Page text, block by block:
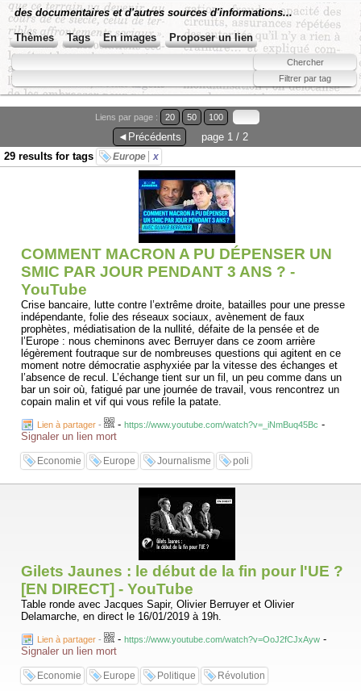
des documentaires et d'autres sources d'informations...
Thèmes Tags En images Proposer un lien
Liens par page : 20 50 100
◄Précédents
page 1 / 2
29 results for tags
Europe x
COMMENT MACRON A PU DÉPENSER UN
SMIC PAR JOUR PENDANT 3 ANS ? -
YouTube
Crise bancaire, lutte contre l’extrême droite, batailles pour une presse
indépendante, folie des réseaux sociaux, avènement de faux
prophètes, médiatisation de la nullité, défaite de la pensée et de
l’Europe : nous cheminons avec Berruyer dans ce zoom arrière
légèrement foutraque sur de nombreuses questions qui agitent en ce
moment notre démocratie asphyxiée par la vitesse des échanges et
l’absence de recul. L’échange tient sur un fil, un peu comme dans un
bar un soir où, fatigué par une journée de travail, vous rencontrez un
copain malin et vif qui vous refile la patate.
Lien à partager - - https://www.youtube.com/watch?v=_iNmBuq45Bc -
Signaler un lien mort
Economie Europe Journalisme poli
Gilets Jaunes : le début de la fin pour l'UE ?
[EN DIRECT] - YouTube
Table ronde avec Jacques Sapir, Olivier Berruyer et Olivier
Delamarche, en direct le 16/01/2019 à 19h.
Lien à partager - - https://www.youtube.com/watch?v=OoJ2fCJxAyw -
Signaler un lien mort
Economie Europe Politique Révolution